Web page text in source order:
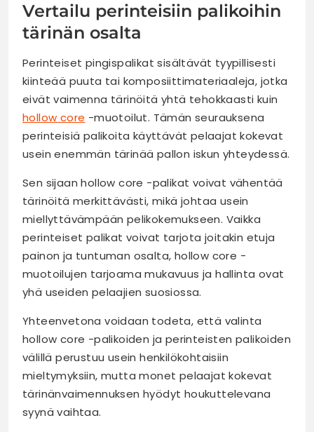
Vertailu perinteisiin palikoihin
tärinän osalta
Perinteiset pingispalikat sisältävät tyypillisesti
kiinteää puuta tai komposiittimateriaaleja, jotka
eivät vaimenna tärinöitä yhtä tehokkaasti kuin
hollow core -muotoilut. Tämän seurauksena
perinteisiä palikoita käyttävät pelaajat kokevat
usein enemmän tärinää pallon iskun yhteydessä.
Sen sijaan hollow core -palikat voivat vähentää
tärinöitä merkittävästi, mikä johtaa usein
miellyttävämpään pelikokemukseen. Vaikka
perinteiset palikat voivat tarjota joitakin etuja
painon ja tuntuman osalta, hollow core -
muotoilujen tarjoama mukavuus ja hallinta ovat
yhä useiden pelaajien suosiossa.
Yhteenvetona voidaan todeta, että valinta
hollow core -palikoiden ja perinteisten palikoiden
välillä perustuu usein henkilökohtaisiin
mieltymyksiin, mutta monet pelaajat kokevat
tärinänvaimennuksen hyödyt houkuttelevana
syynä vaihtaa.